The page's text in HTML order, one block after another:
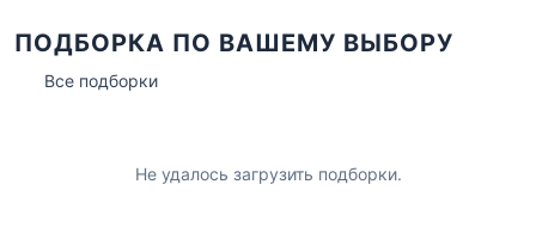
ПОДБОРКА ПО ВАШЕМУ ВЫБОРУ
Все подборки
Не удалось загрузить подборки.